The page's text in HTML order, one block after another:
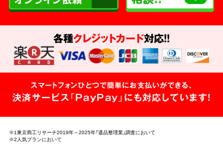
各種クレジットカード対応!!
スマートフォンひとつで簡単にお支払いができる、
決済サービス「PayPay」にも対応しています!
※1東京商工リサーチ2019年～2025年「遺品整理業」調査において
※2人気プランにおいて